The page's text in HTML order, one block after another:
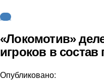
КХЛ
«Локомотив»
игроков в
Опубликовано: